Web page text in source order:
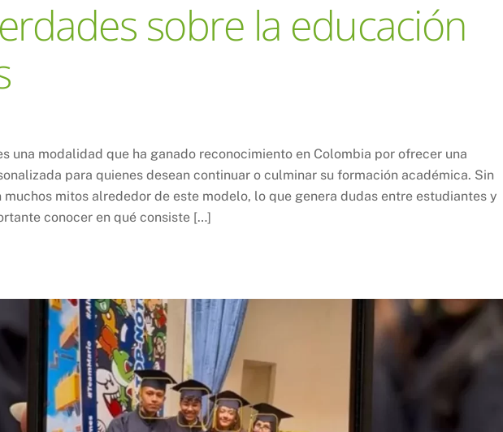
sobre la educación
una modalidad que ha ganado reconocimiento en Colombia por ofrecer una
para quienes desean continuar o culminar su formación académica. Sin
mitos alrededor de este modelo, lo que genera dudas entre estudiantes y
conocer en qué consiste […]